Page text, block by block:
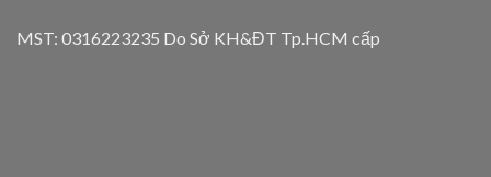
MST: 0316223235 Do Sở KH&ĐT Tp.HCM cấp